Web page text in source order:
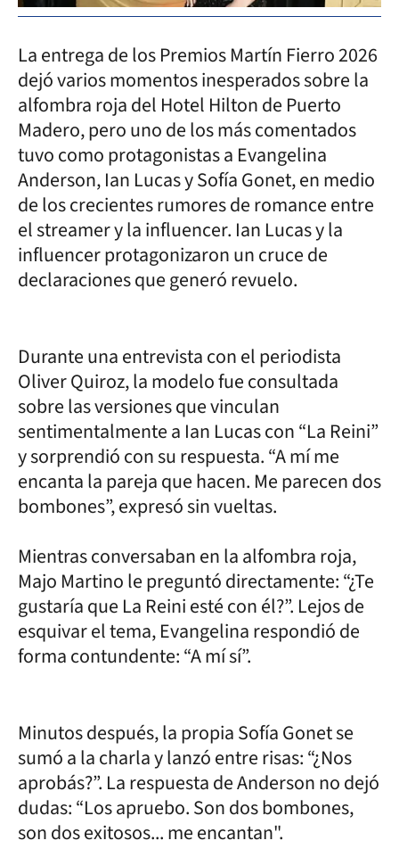
La entrega de los Premios Martín Fierro 2026
dejó varios momentos inesperados sobre la
alfombra roja del Hotel Hilton de Puerto
Madero, pero uno de los más comentados
tuvo como protagonistas a Evangelina
Anderson, Ian Lucas y Sofía Gonet, en medio
de los crecientes rumores de romance entre
el streamer y la influencer. Ian Lucas y la
influencer protagonizaron un cruce de
declaraciones que generó revuelo.
Durante una entrevista con el periodista
Oliver Quiroz, la modelo fue consultada
sobre las versiones que vinculan
sentimentalmente a Ian Lucas con “La Reini”
y sorprendió con su respuesta. “A mí me
encanta la pareja que hacen. Me parecen dos
bombones”, expresó sin vueltas.
Mientras conversaban en la alfombra roja,
Majo Martino le preguntó directamente: “¿Te
gustaría que La Reini esté con él?”. Lejos de
esquivar el tema, Evangelina respondió de
forma contundente: “A mí sí”.
Minutos después, la propia Sofía Gonet se
sumó a la charla y lanzó entre risas: “¿Nos
aprobás?”. La respuesta de Anderson no dejó
dudas: “Los apruebo. Son dos bombones,
son dos exitosos... me encantan".